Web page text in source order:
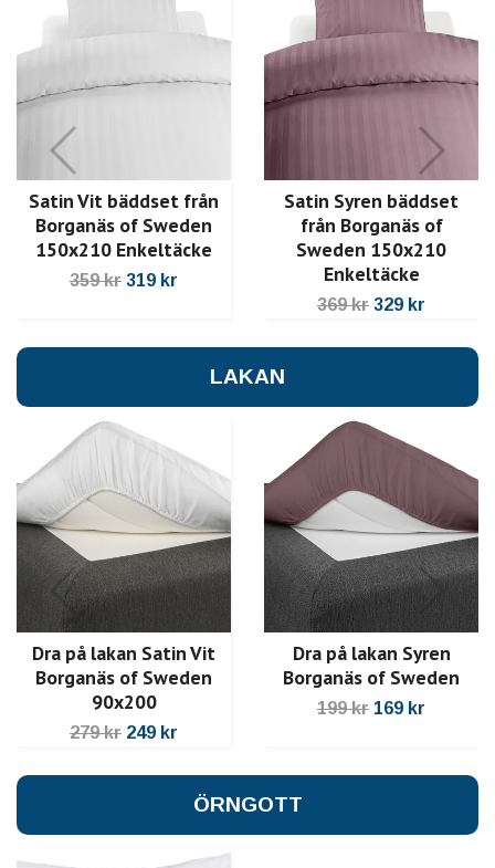
Satin Vit bäddset från
Borganäs of Sweden
150x210 Enkeltäcke
359 kr 319 kr
Satin Syren bäddset
från Borganäs of
Sweden 150x210
Enkeltäcke
369 kr 329 kr
LAKAN
Dra på lakan Satin Vit
Borganäs of Sweden
90x200
279 kr 249 kr
Dra på lakan Syren
Borganäs of Sweden
199 kr 169 kr
ÖRNGOTT